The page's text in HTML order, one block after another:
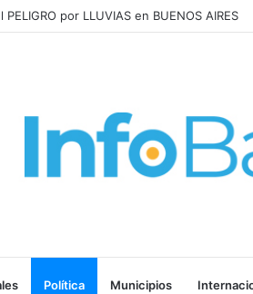
en CABA AUMENTARON 1,6% en JULIO:
Política Municipios